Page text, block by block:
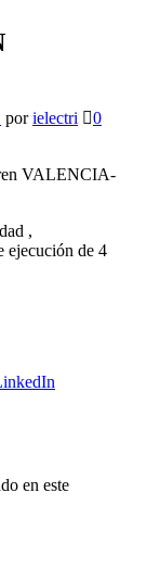
porielectri
0
VALENCIA-
,
ejecución de 4
en este